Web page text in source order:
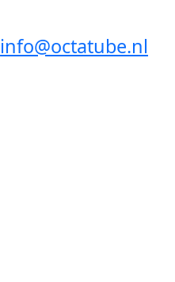
info@octatube.nl